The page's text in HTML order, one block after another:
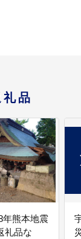
品
年熊本地震
礼品な